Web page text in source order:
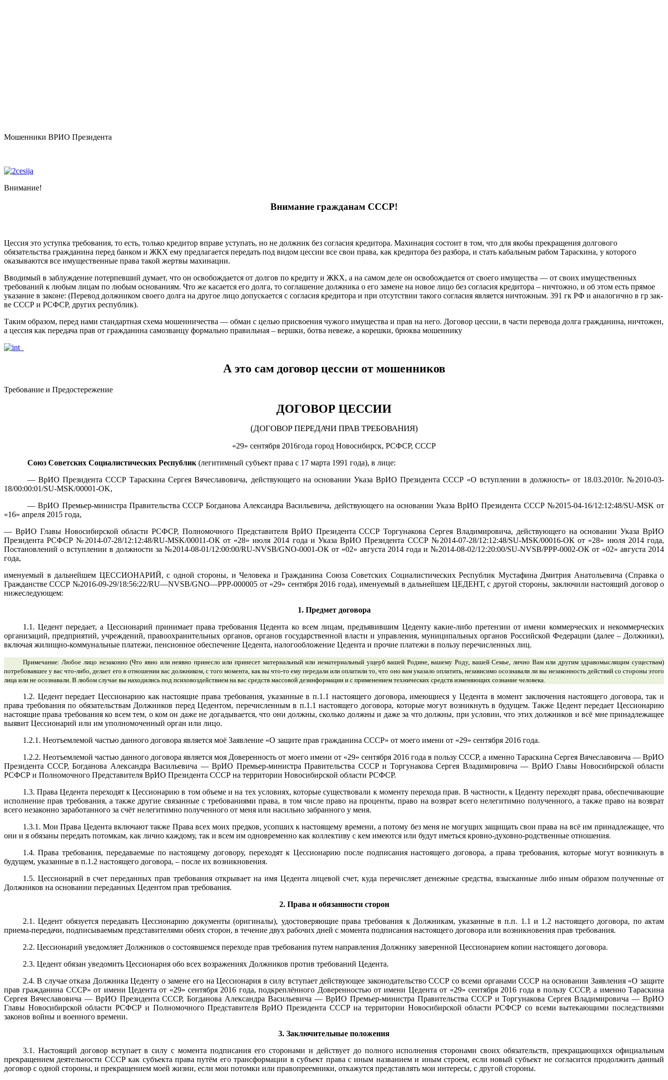
Мошенники ВРИО Президента
Внимание!
Внимание гражданам СССР!
Цессия это уступка требования, то есть, только кредитор вправе уступать, но не должник без согласия кредитора. Махинация состоит в том, что для якобы прекращения долгового
обязательства гражданина перед банком и ЖКХ ему предлагается передать под видом цессии все свои права, как кредитора без разбора, и стать кабальным рабом Тараскина, у которого
оказываются все имущественные права такой жертвы махинации.
Вводимый в заблуждение потерпевший думает, что он освобождается от долгов по кредиту и ЖКХ, а на самом деле он освобождается от своего имущества — от своих имущественных
требований к любым лицам по любым основаниям. Что же касается его долга, то соглашение должника о его замене на новое лицо без согласия кредитора – ничтожно, и об этом есть прямое
указание в законе: (Перевод должником своего долга на другое лицо допускается с согласия кредитора и при отсутствии такого согласия является ничтожным. 391 гк РФ и аналогично в гр зак-
ве СССР и РСФСР, других республик).
Таким образом, перед нами стандартная схема мошенничества — обман с целью присвоения чужого имущества и прав на него. Договор цессии, в части перевода долга гражданина, ничтожен,
а цессия как передача прав от гражданина самозванцу формально правильная – вершки, ботва невеже, а корешки, брюква мошеннику
А это сам договор цессии от мошенников
Требование и Предостережение
ДОГОВОР ЦЕССИИ
(ДОГОВОР ПЕРЕДАЧИ ПРАВ ТРЕБОВАНИЯ)
«29» сентября 2016года город Новосибирск, РСФСР, СССР
Союз Советских Социалистических Республик (легитимный субъект права с 17 марта 1991 года), в лице:
— ВрИО Президента СССР Тараскина Сергея Вячеславовича, действующего на основании Указа ВрИО Президента СССР «О вступлении в должность» от 18.03.2010г. №2010-03-
18/00:00:01/SU-MSK/00001-OK,
— ВрИО Премьер-министра Правительства СССР Богданова Александра Васильевича, действующего на основании Указа ВрИО Президента СССР №2015-04-16/12:12:48/SU-MSK от
«16» апреля 2015 года,
— ВрИО Главы Новосибирской области РСФСР, Полномочного Представителя ВрИО Президента СССР Торгунакова Сергея Владимировича, действующего на основании Указа ВрИО
Президента РСФСР №2014-07-28/12:12:48/RU-MSK/00011-ОК от «28» июля 2014 года и Указа ВрИО Президента СССР №2014-07-28/12:12:48/SU-MSK/00016-ОК от «28» июля 2014 года,
Постановлений о вступлении в должности за №2014-08-01/12:00:00/RU-NVSB/GNO-0001-ОК от «02» августа 2014 года и №2014-08-02/12:20:00/SU-NVSB/PPP-0002-ОК от «02» августа 2014
года,
именуемый в дальнейшем ЦЕССИОНАРИЙ, с одной стороны, и Человека и Гражданина Союза Советских Социалистических Республик Мустафина Дмитрия Анатольевича (Справка о
Гражданстве СССР №2016-09-29/18:56:22/RU—NVSB/GNO—PPP-000005 от «29» сентября 2016 года), именуемый в дальнейшем ЦЕДЕНТ, с другой стороны, заключили настоящий договор о
нижеследующем:
1. Предмет договора
1.1. Цедент передает, а Цессионарий принимает права требования Цедента ко всем лицам, предъявившим Цеденту какие-либо претензии от имени коммерческих и некоммерческих
организаций, предприятий, учреждений, правоохранительных органов, органов государственной власти и управления, муниципальных органов Российской Федерации (далее – Должники),
включая жилищно-коммунальные платежи, пенсионное обеспечение Цедента, налогообложение Цедента и прочие платежи в пользу перечисленных лиц.
Примечание: Любое лицо незаконно (Что явно или неявно принесло или принесет материальный или нематериальный ущерб вашей Родине, вашему Роду, вашей Семье, лично Вам или другим здравомыслящим существам)
потребовавшее у вас что-либо, делает его в отношении вас должником, с того момента, как вы что-то ему передали или оплатили то, что оно вам указало оплатить, независимо осознавали ли вы незаконность действий со стороны этого
лица или не осознавали. В любом случае вы находились под психовоздействием на вас средств массовой дезинформации и с применением технических средств изменяющих сознание человека.
1.2. Цедент передает Цессионарию как настоящие права требования, указанные в п.1.1 настоящего договора, имеющиеся у Цедента в момент заключения настоящего договора, так и
права требования по обязательствам Должников перед Цедентом, перечисленным в п.1.1 настоящего договора, которые могут возникнуть в будущем. Также Цедент передает Цессионарию
настоящие права требования ко всем тем, о ком он даже не догадывается, что они должны, сколько должны и даже за что должны, при условии, что этих должников и всё мне принадлежащее
выявит Цессионарий или им уполномоченный орган или лицо.
1.2.1. Неотъемлемой частью данного договора является моё Заявление «О защите прав гражданина СССР» от моего имени от «29» сентября 2016 года.
1.2.2. Неотъемлемой частью данного договора является моя Доверенность от моего имени от «29» сентября 2016 года в пользу СССР, а именно Тараскина Сергея Вячеславовича — ВрИО
Президента СССР, Богданова Александра Васильевича — ВрИО Премьер-министра Правительства СССР и Торгунакова Сергея Владимировича — ВрИО Главы Новосибирской области
РСФСР и Полномочного Представителя ВрИО Президента СССР на территории Новосибирской области РСФСР.
1.3. Права Цедента переходят к Цессионарию в том объеме и на тех условиях, которые существовали к моменту перехода прав. В частности, к Цеденту переходят права, обеспечивающие
исполнение прав требования, а также другие связанные с требованиями права, в том числе право на проценты, право на возврат всего нелегитимно полученного, а также право на возврат
всего незаконно заработанного за счёт нелегитимно полученного от меня или насильно забранного у меня.
1.3.1. Мои Права Цедента включают также Права всех моих предков, усопших к настоящему времени, а потому без меня не могущих защищать свои права на всё им принадлежащее, что
они и я обязаны передать потомкам, как лично каждому, так и всем им одновременно как коллективу с кем имеются или будут иметься кровно-духовно-родственные отношения.
1.4. Права требования, передаваемые по настоящему договору, переходят к Цессионарию после подписания настоящего договора, а права требования, которые могут возникнуть в
будущем, указанные в п.1.2 настоящего договора, – после их возникновения.
1.5. Цессионарий в счет переданных прав требования открывает на имя Цедента лицевой счет, куда перечисляет денежные средства, взысканные либо иным образом полученные от
Должников на основании переданных Цедентом прав требования.
2. Права и обязанности сторон
2.1. Цедент обязуется передавать Цессионарию документы (оригиналы), удостоверяющие права требования к Должникам, указанные в п.п. 1.1 и 1.2 настоящего договора, по актам
приема-передачи, подписываемым представителями обеих сторон, в течение двух рабочих дней с момента подписания настоящего договора или возникновения прав требования.
2.2. Цессионарий уведомляет Должников о состоявшемся переходе прав требования путем направления Должнику заверенной Цессионарием копии настоящего договора.
2.3. Цедент обязан уведомить Цессионария обо всех возражениях Должников против требований Цедента.
2.4. В случае отказа Должника Цеденту о замене его на Цессионария в силу вступает действующее законодательство СССР со всеми органами СССР на основании Заявления «О защите
прав гражданина СССР» от имени Цедента от «29» сентября 2016 года, подкреплённого Доверенностью от имени Цедента от «29» сентября 2016 года в пользу СССР, а именно Тараскина
Сергея Вячеславовича — ВрИО Президента СССР, Богданова Александра Васильевича — ВрИО Премьер-министра Правительства СССР и Торгунакова Сергея Владимировича — ВрИО
Главы Новосибирской области РСФСР и Полномочного Представителя ВрИО Президента СССР на территории Новосибирской области РСФСР со всеми вытекающими последствиями
законов войны и военного времени.
3. Заключительные положения
3.1. Настоящий договор вступает в силу с момента подписания его сторонами и действует до полного исполнения сторонами своих обязательств, прекращающихся официальным
прекращением деятельности СССР как субъекта права путём его трансформации в субъект права с иным названием и иным строем, если новый субъект не согласится продолжить данный
договор с одной стороны, и прекращением моей жизни, если мои потомки или правопреемники, откажутся представлять мои интересы, с другой стороны.